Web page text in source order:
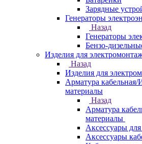
Зарядные
Генераторы
Назад
Генераторы
Бензо-
Изделия для
Назад
Изделия для
Арматура
материалы
Назад
Арматура
материалы
Аксессуары
Аксессуары